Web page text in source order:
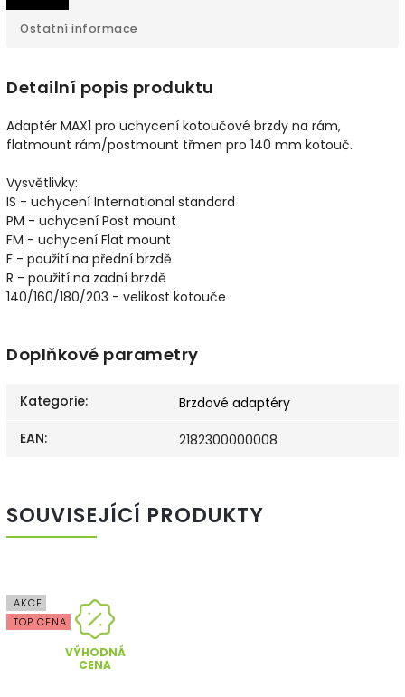
Ostatní informace
Detailní popis produktu
Adaptér MAX1 pro uchycení kotoučové brzdy na rám,
flatmount rám/postmount třmen pro 140 mm kotouč.
Vysvětlivky:
IS - uchycení International standard
PM - uchycení Post mount
FM - uchycení Flat mount
F - použití na přední brzdě
R - použití na zadní brzdě
140/160/180/203 - velikost kotouče
Doplňkové parametry
Kategorie:
Brzdové adaptéry
EAN: 2182300000008
SOUVISEJÍCÍ PRODUKTY
AKCE
TOP CENA
VÝHODNÁ
CENA